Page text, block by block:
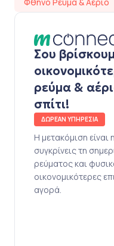
Σου
ρεύμα &
σπίτι!
ΔΩΡΕΑΝ ΥΠΗΡΕΣΙΑ
Η μετακόμιση είναι
συγκρίνεις τη
ρεύματος και
οικονομικότερες
αγορά.